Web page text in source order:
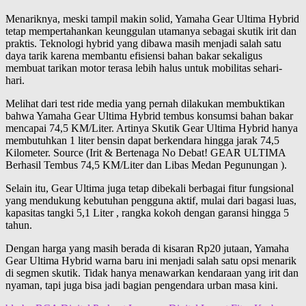
Menariknya, meski tampil makin solid, Yamaha Gear Ultima Hybrid
tetap mempertahankan keunggulan utamanya sebagai skutik irit dan
praktis. Teknologi hybrid yang dibawa masih menjadi salah satu
daya tarik karena membantu efisiensi bahan bakar sekaligus
membuat tarikan motor terasa lebih halus untuk mobilitas sehari-
hari.
Melihat dari test ride media yang pernah dilakukan membuktikan
bahwa Yamaha Gear Ultima Hybrid tembus konsumsi bahan bakar
mencapai 74,5 KM/Liter. Artinya Skutik Gear Ultima Hybrid hanya
membutuhkan 1 liter bensin dapat berkendara hingga jarak 74,5
Kilometer. Source (Irit & Bertenaga No Debat! GEAR ULTIMA
Berhasil Tembus 74,5 KM/Liter dan Libas Medan Pegunungan ).
Selain itu, Gear Ultima juga tetap dibekali berbagai fitur fungsional
yang mendukung kebutuhan pengguna aktif, mulai dari bagasi luas,
kapasitas tangki 5,1 Liter , rangka kokoh dengan garansi hingga 5
tahun.
Dengan harga yang masih berada di kisaran Rp20 jutaan, Yamaha
Gear Ultima Hybrid warna baru ini menjadi salah satu opsi menarik
di segmen skutik. Tidak hanya menawarkan kendaraan yang irit dan
nyaman, tapi juga bisa jadi bagian pengendara urban masa kini.